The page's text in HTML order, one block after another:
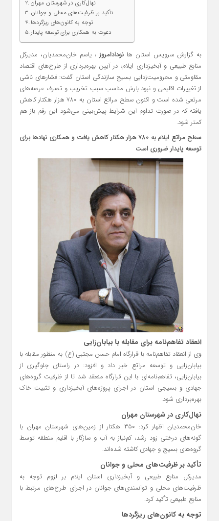
نهال‌کاری در شهرستان مهران
تأکید بر ظرفیت‌های محلی و جوانان
توجه به کانون‌های ریزگردها
دعوت به همکاری برای توسعه پایدار
به گزارش سرویس استان ها نودادامروز، یاسم خان‌محمدیان، مدیرکل
منابع طبیعی و آبخیزداری ایلام، در آیین بهره‌برداری از طرح‌های اقتصاد
مقاومتی و محرومیت‌زدایی بسیج سازندگی استان گفت: فشارهای ناشی
از تغییرات اقلیمی و نبود بارش مناسب سبب تخریب و تصرف عرصه‌های
مرتعی شده است و اکنون سطح مراتع استان به ۷۸۰ هزار هکتار کاهش
یافته که در صورت تداوم این شرایط پیش‌بینی می‌شود این رقم باز هم
کمتر شود.
سطح مراتع ایلام به ۷۸۰ هزار هکتار کاهش یافت و همکاری نهادها برای
توسعه پایدار ضروری است
انعقاد تفاهم‌نامه برای مقابله با بیابان‌زایی
وی از انعقاد تفاهم‌نامه با قرارگاه امام حسن مجتبی (ع) به منظور مقابله با
بیابان‌زایی و توسعه مراتع خبر داد و افزود: در راستای جلوگیری از
بیابان‌زایی، تفاهم‌نامه‌ای با این قرارگاه منعقد شد تا از ظرفیت گروه‌های
جهادی و بسیجی استان در اجرای پروژه‌های آبخیزداری و تثبیت خاک
بهره‌برداری شود.
نهال‌کاری در شهرستان مهران
خان‌محمدیان اظهار کرد: ۳۵۰ هکتار از زمین‌های شهرستان مهران با
گونه‌های درختی زود رشد، کم‌نیاز به آب و سازگار با اقلیم منطقه توسط
گروه‌های بسیج و جهادی کاشته شده‌اند.
تأکید بر ظرفیت‌های محلی و جوانان
مدیرکل منابع طبیعی و آبخیزداری استان ایلام بر لزوم توجه به
ظرفیت‌های محلی و توانمندی‌های جوانان در اجرای طرح‌های مرتبط با
منابع طبیعی تأکید کرد.
توجه به کانون‌های ریزگردها